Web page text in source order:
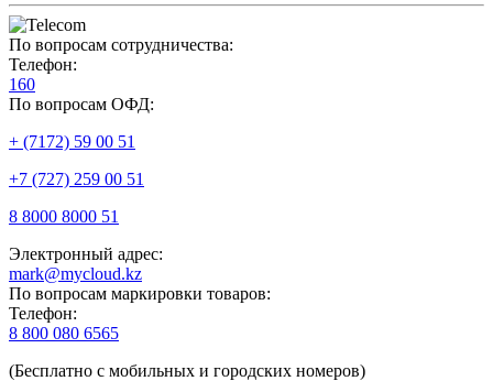
По вопросам сотрудничества:
Телефон:
160
По вопросам ОФД:
+ (7172) 59 00 51
+7 (727) 259 00 51
8 8000 8000 51
Электронный адрес:
mark@mycloud.kz
По вопросам маркировки товаров:
Телефон:
8 800 080 6565
(Бесплатно с мобильных и городских номеров)